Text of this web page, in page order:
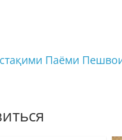
Паёми